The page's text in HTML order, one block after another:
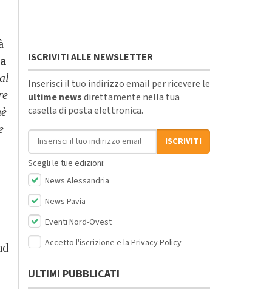
ISCRIVITI ALLE NEWSLETTER
Inserisci il tuo indirizzo email per ricevere le
ultime newsdirettamente nella tua
casella di posta elettronica.
Indirizzo email
ISCRIVITI
Scegli le tue edizioni:
News Alessandria
News Pavia
Eventi Nord-Ovest
Accetto l'iscrizione e la Privacy Policy
ULTIMI PUBBLICATI